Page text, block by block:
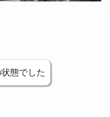
態でした